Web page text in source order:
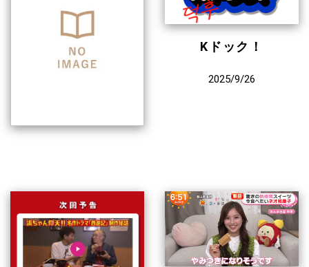
Kドック！
2025/9/26